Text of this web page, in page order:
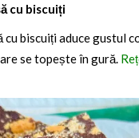
cu biscuiți
cu biscuiți aduce gustul
se topește în gură.